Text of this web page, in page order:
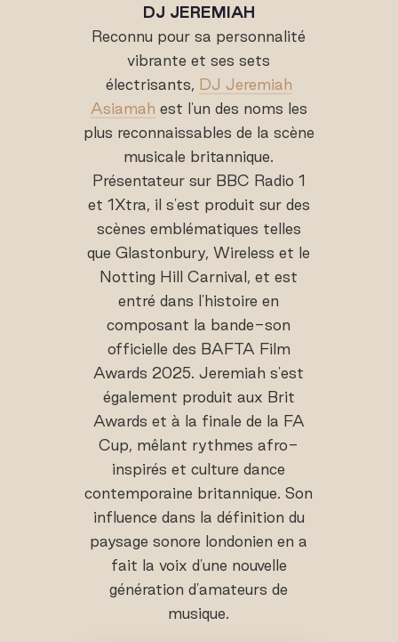
DJ JEREMIAH
Reconnu pour sa personnalité
vibrante et ses sets
électrisants, DJ Jeremiah
Asiamah est l'un des noms les
plus reconnaissables de la scène
musicale britannique.
Présentateur sur BBC Radio 1
et 1Xtra, il s'est produit sur des
scènes emblématiques telles
que Glastonbury, Wireless et le
Notting Hill Carnival, et est
entré dans l'histoire en
composant la bande-son
officielle des BAFTA Film
Awards 2025. Jeremiah s'est
également produit aux Brit
Awards et à la finale de la FA
Cup, mêlant rythmes afro-
inspirés et culture dance
contemporaine britannique. Son
influence dans la définition du
paysage sonore londonien en a
fait la voix d'une nouvelle
génération d'amateurs de
musique.